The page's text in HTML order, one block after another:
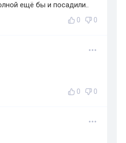
ещё бы и посадили..
0 0
0 0